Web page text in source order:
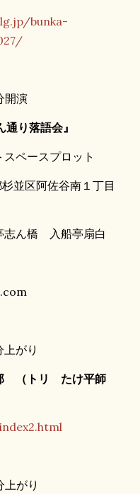
bunka-
開演
通り落語会』
ペースプロット
区阿佐谷南１丁目
ん橋 入船亭扇白
がり
（トリ たけ平師
がり